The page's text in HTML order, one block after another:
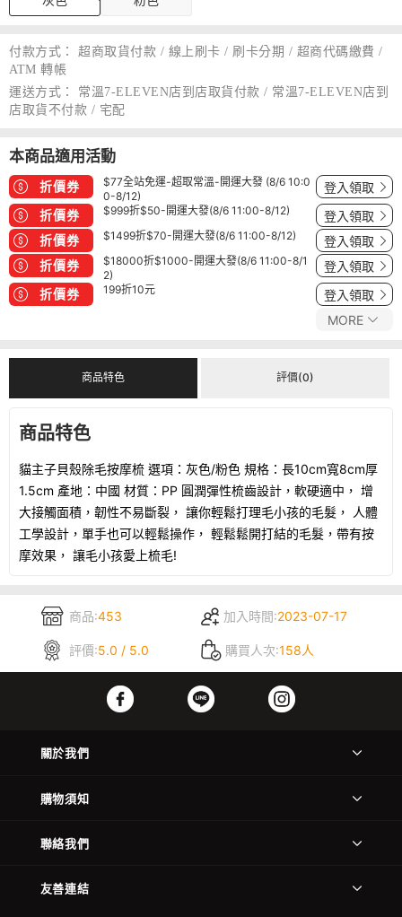
付款方式：
超商取貨付款 / 線上刷卡 / 刷卡分期 / 超商代碼繳費 /
ATM 轉帳
運送方式：
常溫7-ELEVEN店到店取貨付款 / 常溫7-ELEVEN店到
店取貨不付款 / 宅配
本商品適用活動
折價券
$77全站免運-超取常溫-開運大發 (8/6 10:0
0-8/12)
登入領取
折價券 $999折$50-開運大發(8/6 11:00-8/12) 登入領取
折價券 $1499折$70-開運大發(8/6 11:00-8/12) 登入領取
折價券
$18000折$1000-開運大發(8/6 11:00-8/1
2)
登入領取
折價券 199折10元 登入領取
MORE
商品特色 評價(0)
商品特色
貓主子貝殼除毛按摩梳 選項：灰色/粉色 規格：長10cm寬8cm厚
1.5cm 產地：中國 材質：PP 圓潤彈性梳齒設計，軟硬適中， 增
大接觸面積，韌性不易斷裂， 讓你輕鬆打理毛小孩的毛髮， 人體
工學設計，單手也可以輕鬆操作， 輕鬆鬆開打結的毛髮，帶有按
摩效果， 讓毛小孩愛上梳毛!
商品:453 加入時間:2023-07-17
評價:5.0 / 5.0 購買人次:158人
關於我們
購物須知
聯絡我們
友善連結